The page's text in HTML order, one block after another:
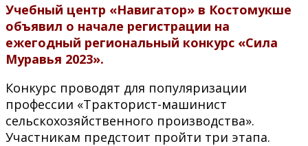
Учебный центр «Навигатор» в Костомукше
объявил о начале регистрации на
ежегодный региональный конкурс «Сила
Муравья 2023».
Конкурс проводят для популяризации
профессии «Тракторист-машинист
сельскохозяйственного производства».
Участникам предстоит пройти три этапа.